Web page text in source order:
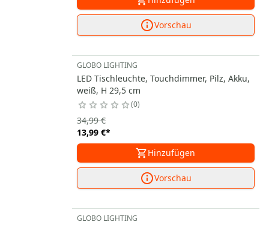
Vorschau
GLOBO LIGHTING
LED Tischleuchte, Touchdimmer, Pilz, Akku,
weiß, H 29,5 cm
0
13,99 €*
34,99 €
Hinzufügen
Vorschau
GLOBO LIGHTING